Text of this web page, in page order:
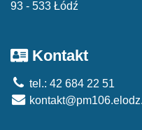
93 - 533 Łódź
Kontakt
tel.: 42 684 22 51